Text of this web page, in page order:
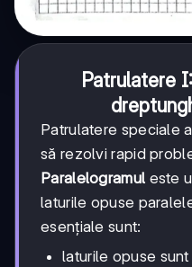
Patrulatere
Patrulatere speciale
să rezolvi rapid
Paralelogramul este
laturile opuse
esențiale sunt:
laturile opuse